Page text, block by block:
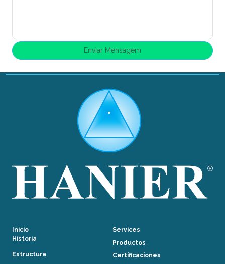
Inicio
Historia
Estructura
Services
Productos
Certificaciones